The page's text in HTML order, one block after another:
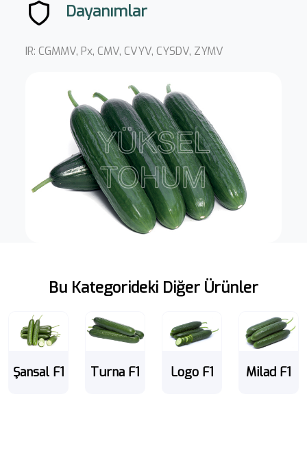
Dayanımlar
IR: CGMMV, Px, CMV, CVYV, CYSDV, ZYMV
Bu Kategorideki Diğer Ürünler
Şansal F1 Turna F1 Logo F1 Milad F1